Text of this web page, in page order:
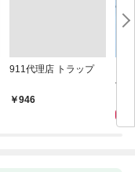
911代理店 トラップ
￥946
件